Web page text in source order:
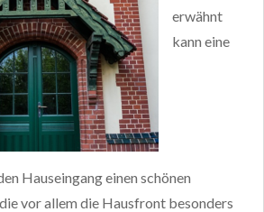
erwähnt
kann eine
Hauseingang einen schönen
vor allem die Hausfront besonders